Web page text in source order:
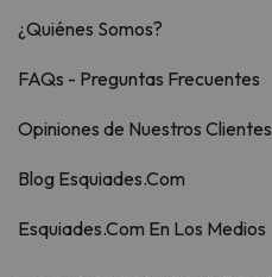
¿Quiénes Somos?
FAQs - Preguntas Frecuentes
Opiniones de Nuestros Clientes
Blog Esquiades.Com
Esquiades.Com En Los Medios